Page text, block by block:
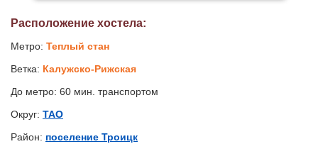
Расположение хостела:
Метро: Теплый стан
Ветка: Калужско-Рижская
До метро: 60 мин. транспортом
Округ: ТАО
Район: поселение Троицк